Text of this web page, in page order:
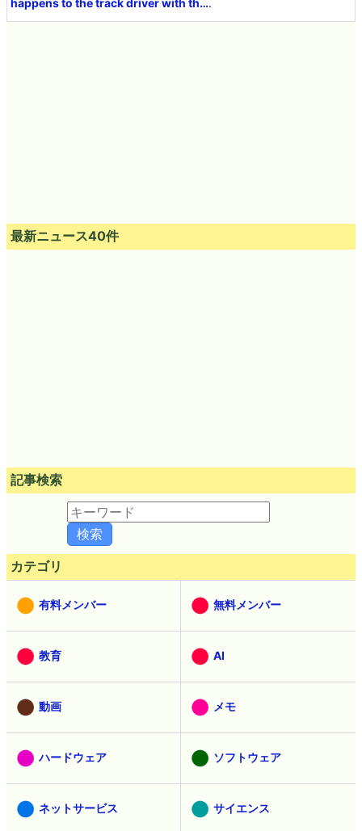
happens to the track driver with th….
最新ニュース40件
記事検索
カテゴリ
有料メンバー 無料メンバー
教育 AI
動画 メモ
ハードウェア ソフトウェア
ネットサービス サイエンス